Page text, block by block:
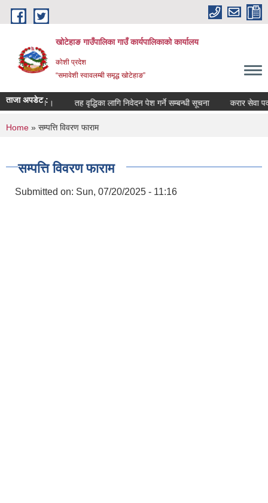
Skip to main content
खोटेहाङ गाउँपालिका गाउँ कार्यपालिकाको कार्यालय
कोशी प्रदेश
“समावेशी स्वावलम्बी समृद्ध खोटेहाङ”
ताजा अपडेट :
सूचना । तह वृद्धिका लागि निवेदन पेश गर्ने सम्बन्धी सूचना करार सेवा
You are here
Home » सम्पत्ति विवरण फाराम
सम्पत्ति विवरण फाराम
Submitted on: Sun, 07/20/2025 - 11:16